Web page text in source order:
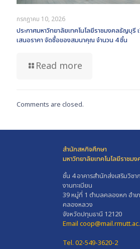
กรกฎาคม 10, 2026
ประกาศมหาวิทยาลัยเทคโนโลยีราชมงคลธัญบุรี
เสนอราคา จัดซื้อของสมนาคุณ จำนวน 4 ชิ้น
Read more
Comments are closed.
สำนักสหกิจศึกษา
มหาวิทยาลัยเทคโนโลยีราชม
ชั้น 4 อาคารสำนักส่งเสริมวิชา
งานทะเบียน
39 หมู่ที่ 1 ตำบลคลองหก อำเ
คลองหลวง
จังหวัดปทุมธานี 12120
Email
Tel. 02-549-3620-2